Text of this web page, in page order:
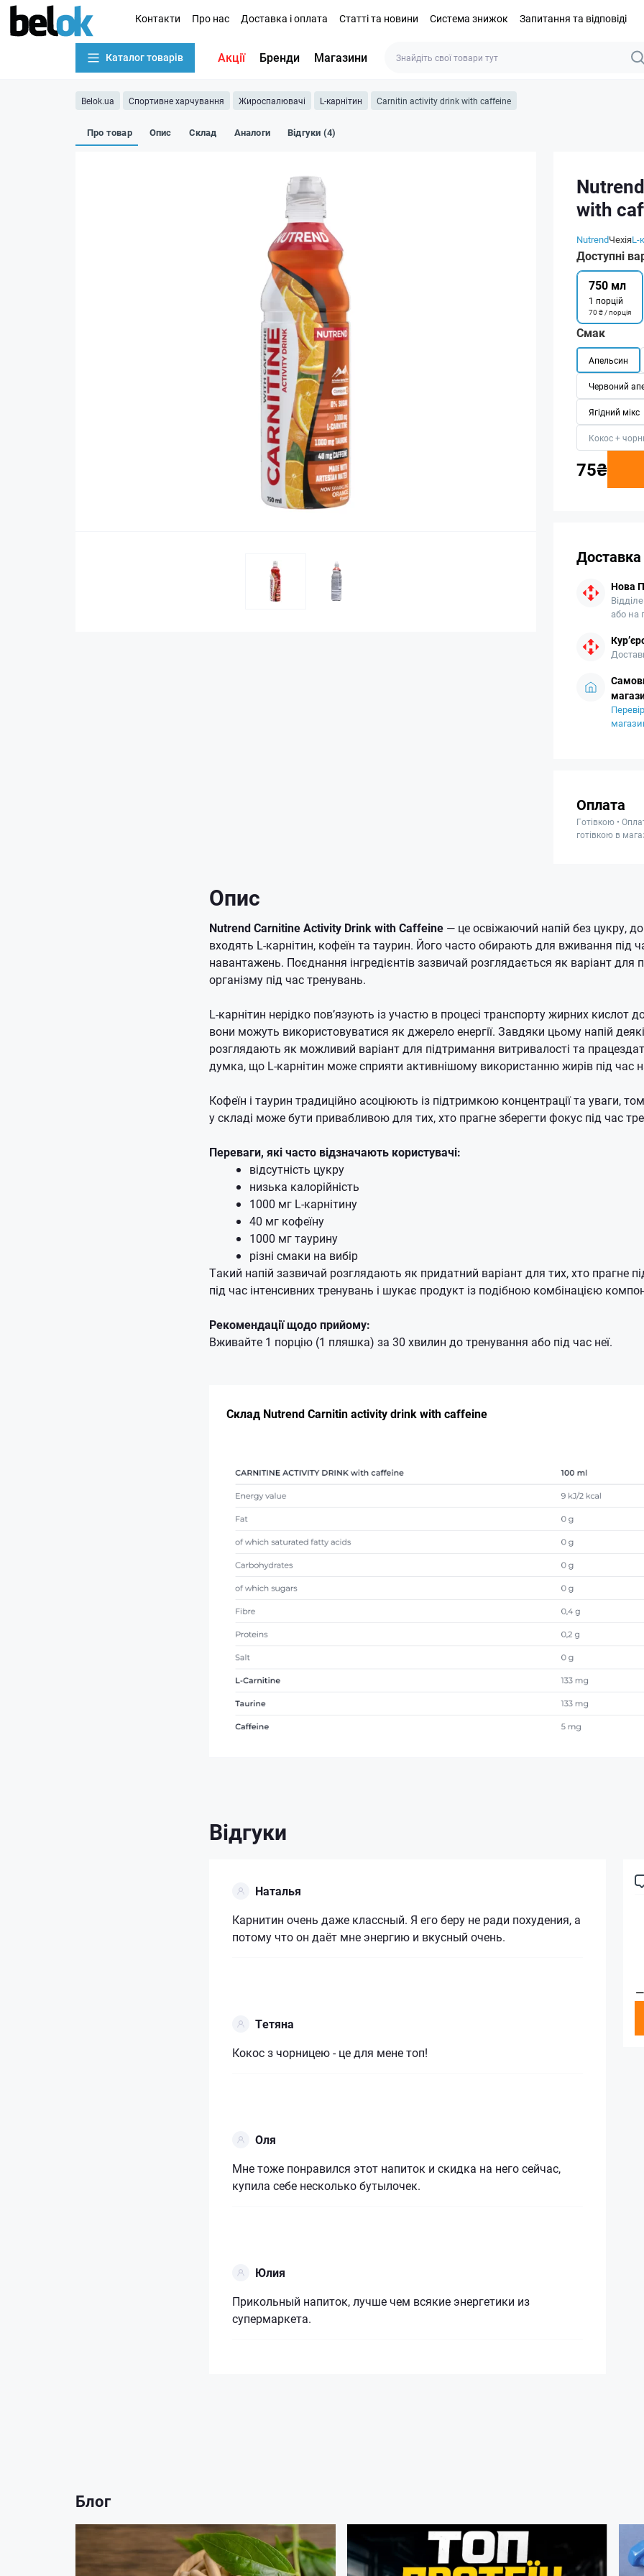
Контакти Про нас Доставка і оплата Статті та новини Система знижок Запитання та відповіді
Каталог товарів Акції Бренди Магазини
Belok.ua Спортивне харчування Жироспалювачі L-карнітин Carnitin activity drink with caffeine
Про товар Опис Склад Аналоги Відгуки (4)
with
NutrendЧехіяL-
Доступні
750 мл
1 порцій
70 ₴ / порція
Смак
Апельсин
Червоний
Ягідний мікс
Кокос +
75₴
Доставка
Нова
або на
Оплата
Готівкою •
готівкою в
Опис
Nutrend Carnitine Activity Drink with Caffeine — це освіжаючий напій без цукру,
входять L-карнітин, кофеїн та таурин. Його часто обирають для вживання під
навантажень. Поєднання інгредієнтів зазвичай розглядається як варіант для
організму під час тренувань.
L-карнітин нерідко пов’язують із участю в процесі транспорту жирних кислот
вони можуть використовуватися як джерело енергії. Завдяки цьому напій
розглядають як можливий варіант для підтримання витривалості та
думка, що L-карнітин може сприяти активнішому використанню жирів під час
Кофеїн і таурин традиційно асоціюють із підтримкою концентрації та уваги,
у складі може бути привабливою для тих, хто прагне зберегти фокус під час
Переваги, які часто відзначають користувачі:
відсутність цукру
низька калорійність
1000 мг L-карнітину
40 мг кофеїну
1000 мг таурину
різні смаки на вибір
Такий напій зазвичай розглядають як придатний варіант для тих, хто прагне
під час інтенсивних тренувань і шукає продукт із подібною комбінацією
Рекомендації щодо прийому:
Вживайте 1 порцію (1 пляшка) за 30 хвилин до тренування або під час неї.
Склад Nutrend Carnitin activity drink with caffeine
Відгуки
Наталья
Карнитин очень даже классный. Я его беру не ради похудения, а
потому что он даёт мне энергию и вкусный очень.
Тетяна
Кокос з чорницею - це для мене топ!
Оля
Мне тоже понравился этот напиток и скидка на него сейчас,
купила себе несколько бутылочек.
Юлия
Прикольный напиток, лучше чем всякие энергетики из
супермаркета.
Блог